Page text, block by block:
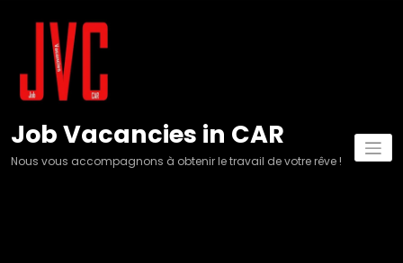
Job Vacancies in CAR
Nous vous accompagnons à obtenir le travail de votre rêve !